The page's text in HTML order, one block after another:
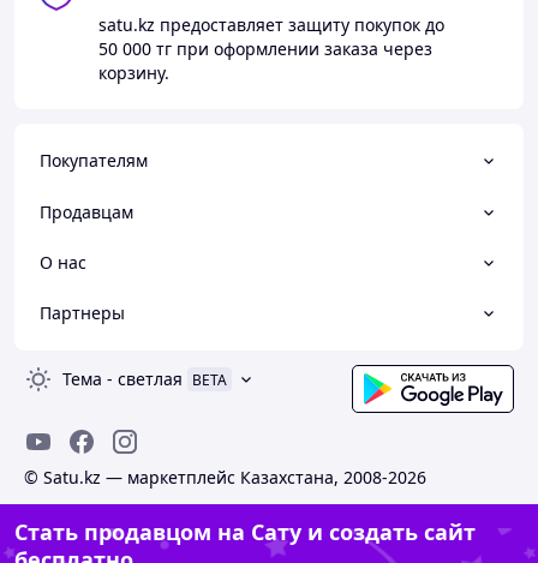
satu.kz предоставляет защиту покупок до
50 000 тг при оформлении заказа через
корзину.
Покупателям
Продавцам
О нас
Партнеры
Тема - светлая BETA
© Satu.kz — маркетплейс Казахстана, 2008-2026
Стать продавцом на Сату и создать сайт